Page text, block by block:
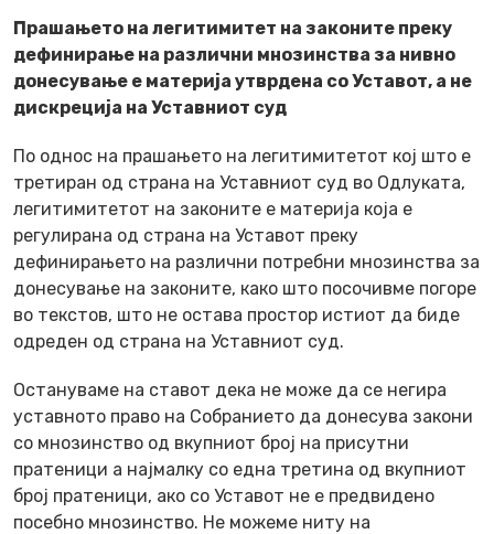
Прашањето на легитимитет на законите преку
дефинирање на различни мнозинства за нивно
донесување е материја утврдена со Уставот, а не
дискреција на Уставниот суд
По однос на прашањето на легитимитетот кој што е
третиран од страна на Уставниот суд во Одлуката,
легитимитетот на законите е материја која е
регулирана од страна на Уставот преку
дефинирањето на различни потребни мнозинства за
донесување на законите, како што посочивме погоре
во текстов, што не остава простор истиот да биде
одреден од страна на Уставниот суд.
Остануваме на ставот дека не може да се негира
уставното право на Собранието да донесува закони
со мнозинство од вкупниот број на присутни
пратеници а најмалку со една третина од вкупниот
број пратеници, ако со Уставот не е предвидено
посебно мнозинство. Не можеме ниту на